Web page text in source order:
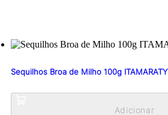
Sequilhos Broa de Milho 100g ITAMARATY